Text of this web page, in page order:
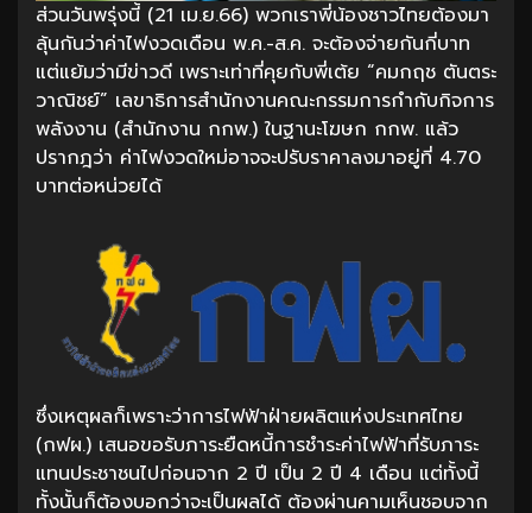
ส่วนวันพรุ่งนี้ (21 เม.ย.66) พวกเราพี่น้องชาวไทยต้องมา
ลุ้นกันว่าค่าไฟงวดเดือน พ.ค.-ส.ค. จะต้องจ่ายกันกี่บาท
แต่แย้มว่ามีข่าวดี เพราะเท่าที่คุยกับพี่เต้ย “คมกฤช ตันตระ
วาณิชย์” เลขาธิการสำนักงานคณะกรรมการกำกับกิจการ
พลังงาน (สำนักงาน กกพ.) ในฐานะโฆษก กกพ. แล้ว
ปรากฎว่า ค่าไฟงวดใหม่อาจจะปรับราคาลงมาอยู่ที่ 4.70
บาทต่อหน่วยได้
ซึ่งเหตุผลก็เพราะว่าการไฟฟ้าฝ่ายผลิตแห่งประเทศไทย
(กฟผ.) เสนอขอรับภาระยืดหนี้การชำระค่าไฟฟ้าที่รับภาระ
แทนประชาชนไปก่อนจาก 2 ปี เป็น 2 ปี 4 เดือน แต่ทั้งนี้
ทั้งนั้นก็ต้องบอกว่าจะเป็นผลได้ ต้องผ่านคามเห็นชอบจาก